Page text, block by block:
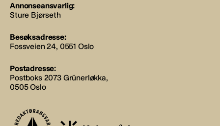
Annonseansvarlig:
Sture Bjørseth
Besøksadresse:
Fossveien 24, 0551 Oslo
Postadresse:
Postboks 2073 Grünerløkka,
0505 Oslo